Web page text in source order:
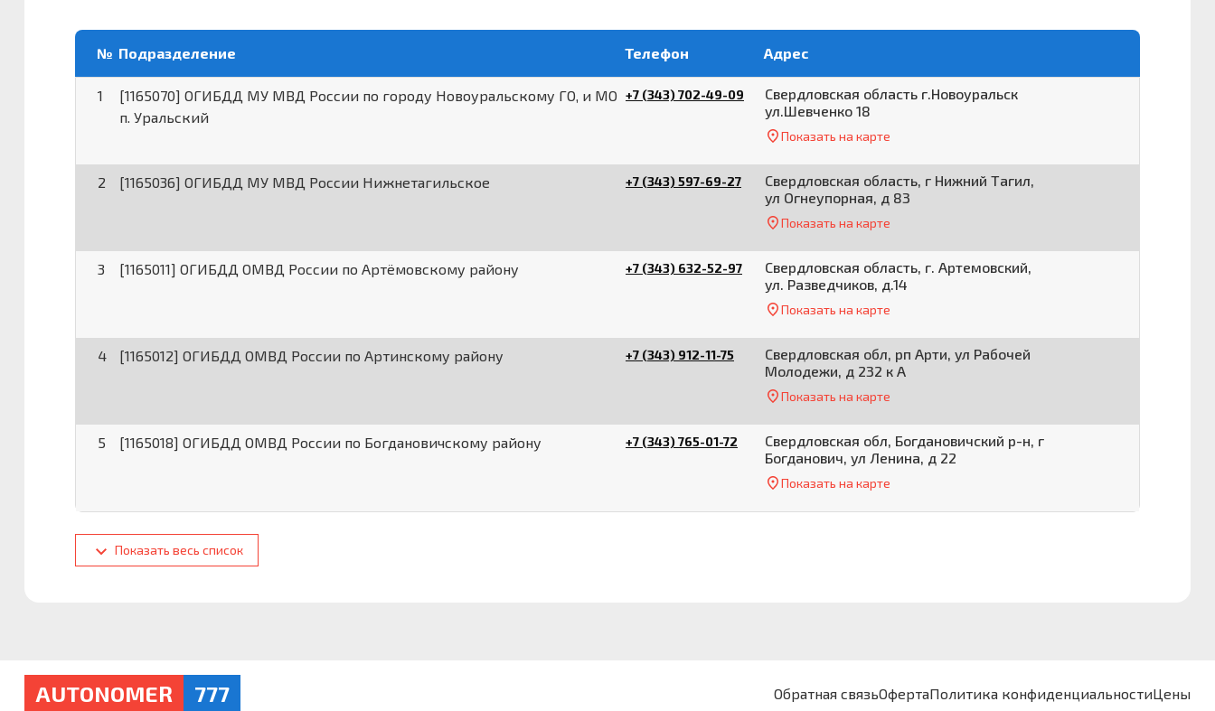
№ Подразделение Телефон Адрес
1
[1165070] ОГИБДД МУ МВД России по городу Новоуральскому ГО, и МО
п. Уральский
+7 (343) 702-49-09
Свердловская область г.Новоуральск
ул.Шевченко 18
Показать на карте
2 [1165036] ОГИБДД МУ МВД России Нижнетагильское +7 (343) 597-69-27
Свердловская область, г Нижний Тагил,
ул Огнеупорная, д 83
Показать на карте
3 [1165011] ОГИБДД ОМВД России по Артёмовскому району +7 (343) 632-52-97
Свердловская область, г. Артемовский,
ул. Разведчиков, д.14
Показать на карте
4 [1165012] ОГИБДД ОМВД России по Артинскому району +7 (343) 912-11-75
Свердловская обл, рп Арти, ул Рабочей
Молодежи, д 232 к А
Показать на карте
5 [1165018] ОГИБДД ОМВД России по Богдановичскому району +7 (343) 765-01-72
Свердловская обл, Богдановичский р-н, г
Богданович, ул Ленина, д 22
Показать на карте
Показать весь список
AUTONOMER 777 Обратная связьОфертаПолитика конфиденциальностиЦены